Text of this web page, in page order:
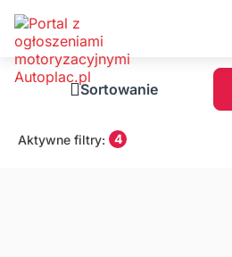
Sortowanie
Aktywne filtry: 4